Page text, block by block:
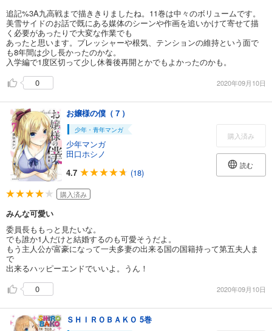
追記%3A九高戦まで描ききりましたね。11巻は中々のボリュームです。
美雪サイドのお話で既にある媒体のシーンや作画を追いかけて寄せて描
く必要があったりで大変な作業でも
あったと思います。プレッシャーや根気、テンションの維持という面で
も8年間は少し長かったのかな。
入学編で1度区切って少し休養後再開とかでもよかったのかも。
0
2020年09月10日
お嬢様の僕（７）
少年・青年マンガ
少年マンガ
田口ホシノ
4.7
(18)
購入済み
読む
購入済み
みんな可愛い
委員長ももっと見たいな。
でも誰か1人だけと結婚するのも可愛そうだよ。
もう主人公が富豪になって一夫多妻の出来る国の国籍持って第五夫人ま
で
出来るハッピーエンドでいいよ。うん！
0
2020年09月10日
ＳＨＩＲＯＢＡＫＯ 5巻